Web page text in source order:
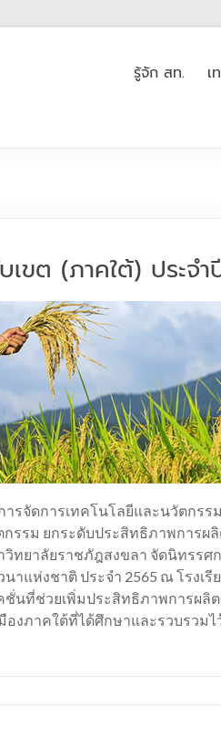
รู้จัก สท. เ
ขต (ภาคใต้) ประจ
จัดการเทคโนโลยีและนวัตกร
รม ยกระดับประสิทธิภาพการผ
ทยาลัยราชภัฎสงขลา จัดนิทรร
แห่งชาติ ประจำ 2565 ณ โรงเ
ที่ช่วยเพิ่มประสิทธิภาพการผลิ
งภาคใต้ที่ได้ศึกษาและรวบรว